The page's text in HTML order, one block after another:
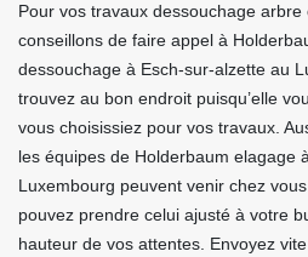
Pour vos travaux dessouchage
conseillons de faire appel à
dessouchage à Esch-sur-alzette au
trouvez au bon endroit puisqu’elle
vous choisissiez pour vos travaux.
les équipes de Holderbaum elagage
Luxembourg peuvent venir chez
pouvez prendre celui ajusté à votre
hauteur de vos attentes. Envoyez